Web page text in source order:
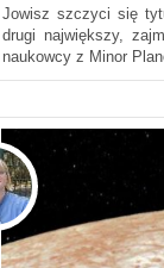
Jowisz szczyci się
drugi największy,
naukowcy z Minor